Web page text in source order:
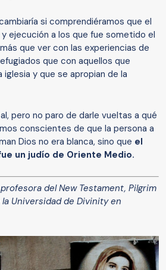
si comprendiéramos que el
ejecución a los que fue sometido el
que ver con las experiencias de
que con aquellos que
y que se apropian de la
pero no paro de darle vueltas a qué
conscientes de que la persona a
Dios no era blanca, sino que el
un judío de Oriente Medio.
del New Testament, Pilgrim
Universidad de Divinity en